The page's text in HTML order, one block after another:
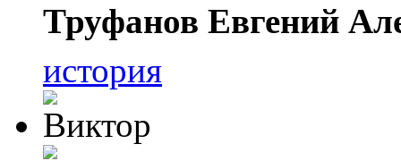
Труфанов Евгений
история